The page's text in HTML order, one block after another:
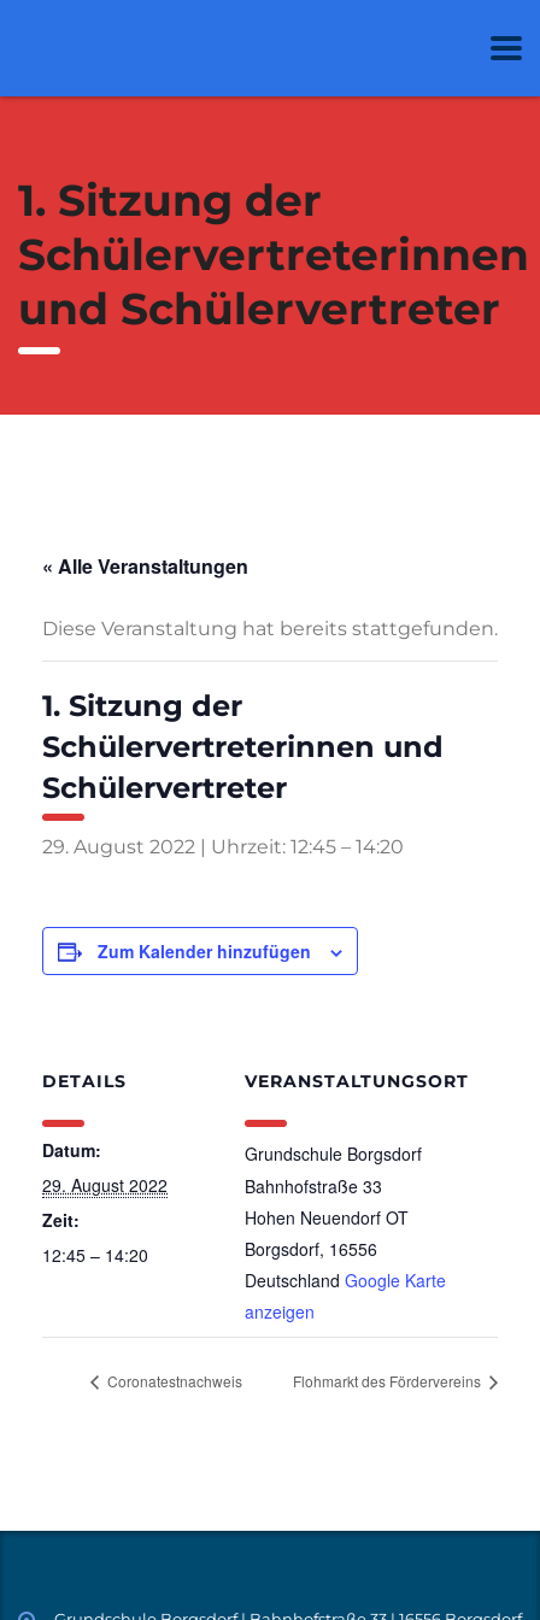
1. Sitzung der
Schülervertreterinnen
und Schülervertreter
« Alle Veranstaltungen
Diese Veranstaltung hat bereits stattgefunden.
1. Sitzung der
Schülervertreterinnen und
Schülervertreter
29. August 2022 | Uhrzeit: 12:45 – 14:20
Zum Kalender hinzufügen
DETAILS
Datum:
29. August 2022
Zeit:
12:45 – 14:20
VERANSTALTUNGSORT
Grundschule Borgsdorf
Bahnhofstraße 33
Hohen Neuendorf OT
Borgsdorf, 16556
Deutschland Google Karte
anzeigen
Coronatestnachweis Flohmarkt des Fördervereins